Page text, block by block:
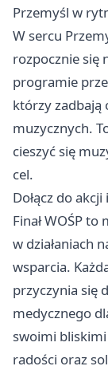
Przemyśl w
W sercu
rozpocznie się
programie
którzy
muzycznych.
cieszyć się
cel.
Dołącz do
Finał WOŚP
w działaniach
wsparcia.
przyczynia się
medycznego
swoimi
radości oraz